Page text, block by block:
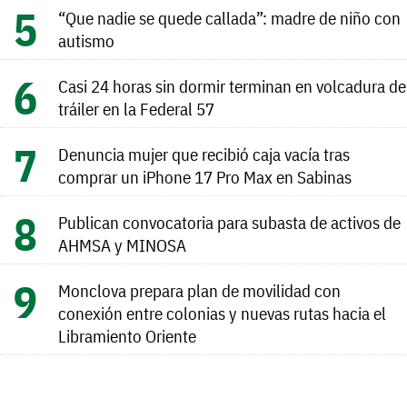
“Que nadie se quede callada”: madre de niño con
autismo
Casi 24 horas sin dormir terminan en volcadura de
tráiler en la Federal 57
Denuncia mujer que recibió caja vacía tras
comprar un iPhone 17 Pro Max en Sabinas
Publican convocatoria para subasta de activos de
AHMSA y MINOSA
Monclova prepara plan de movilidad con
conexión entre colonias y nuevas rutas hacia el
Libramiento Oriente